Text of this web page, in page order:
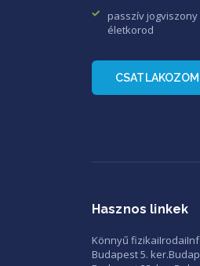
passzív
életkorod
CSATLAKOZOM
Hasznos linkek
Könnyű fizikaiIrodai
Budapest 5. ker.